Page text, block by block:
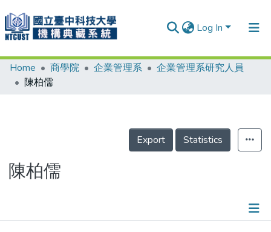
Log In
Communities & Collections
Organizations
Home 商學院 企業管理系
企業管理系研究人員
陳柏儒
Export Statistics
陳柏儒